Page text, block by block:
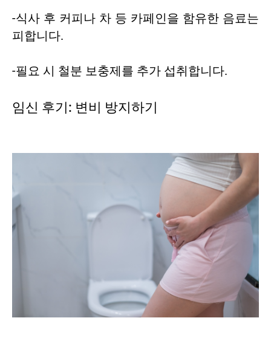
-식사 후 커피나 차 등 카페인을 함유한 음료는
피합니다.
-필요 시 철분 보충제를 추가 섭취합니다.
임신 후기: 변비 방지하기